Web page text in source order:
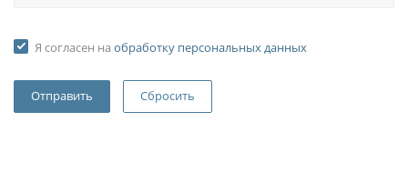
Я согласен на обработку персональных данных
Сбросить